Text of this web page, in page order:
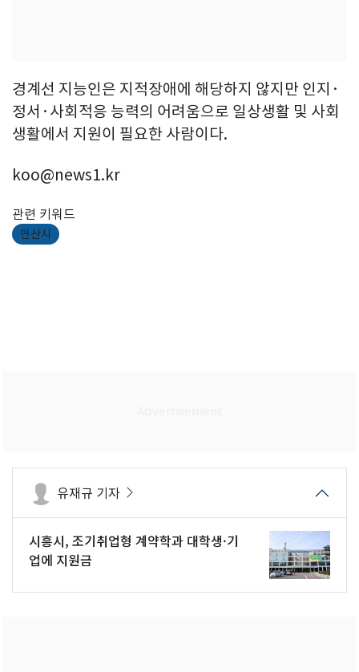
경계선 지능인은 지적장애에 해당하지 않지만 인지·
정서·사회적응 능력의 어려움으로 일상생활 및 사회
생활에서 지원이 필요한 사람이다.
koo@news1.kr
관련 키워드
안산시
유재규 기자
시흥시, 조기취업형 계약학과 대학생·기
업에 지원금